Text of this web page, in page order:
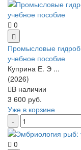
0
Промысловые
учебное пособие
Куприна Е. Э ...
(2026)
В наличии
3 600 руб.
Уже в корзине
0